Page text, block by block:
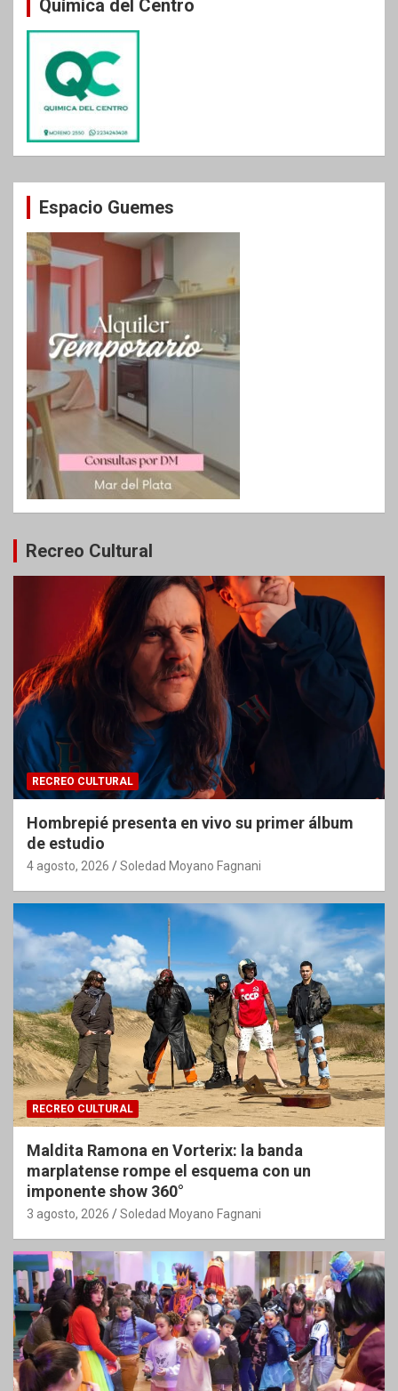
Química del Centro
Espacio Guemes
Recreo Cultural
RECREO CULTURAL
Hombrepié presenta en vivo su primer álbum
de estudio
4 agosto, 2026 Soledad Moyano Fagnani
RECREO CULTURAL
Maldita Ramona en Vorterix: la banda
marplatense rompe el esquema con un
imponente show 360°
3 agosto, 2026 Soledad Moyano Fagnani